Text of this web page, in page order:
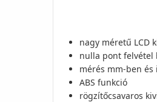
nagy méretű LCD
nulla pont felvétel
mérés mm-ben és
ABS funkció
rögzítőcsavaros